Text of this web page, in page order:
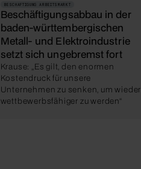
BESCHAFTIGUNG ARBEITSMARKT
Beschäftigungsabbau in der
baden-württembergischen
Metall- und Elektroindustrie
setzt sich ungebremst fort
Krause: „Es gilt, den enormen
Kostendruck für unsere
Unternehmen zu senken, um wieder
wettbewerbsfähiger zu werden“